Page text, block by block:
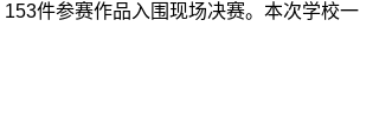
件参赛作品入围现场决赛。本次学校一